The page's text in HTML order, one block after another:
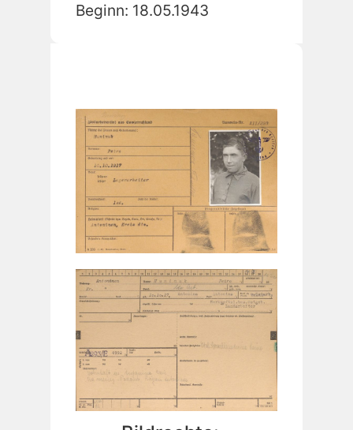
Beginn: 18.05.1943